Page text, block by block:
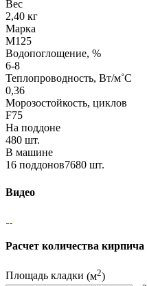
Вес
2,40 кг
Марка
М125
Водопоглощение, %
6-8
Теплопроводность, Вт/м˚С
0,36
Морозостойкость, циклов
F75
На поддоне
480 шт.
В машине
16 поддонов7680 шт.
Видео
Расчет количества кирпича
Площадь кладки (м2)